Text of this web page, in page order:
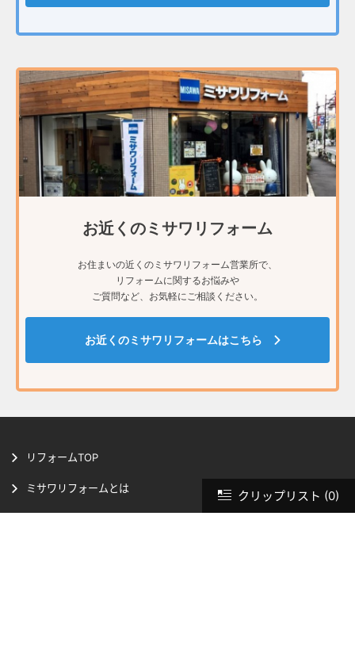
お近くのミサワリフォーム
お住まいの近くのミサワリフォーム営業所で、
リフォームに関するお悩みや
ご質問など、お気軽にご相談ください。
お近くのミサワリフォームはこちら
クリップリスト (0)
リフォームTOP
ミサワリフォームとは